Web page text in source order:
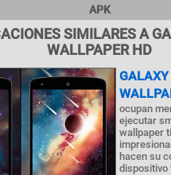
APK
SIMILARES A
WALLPAPER HD
ocupan
ejecutar
wallpaper
hacen su
dispositivo